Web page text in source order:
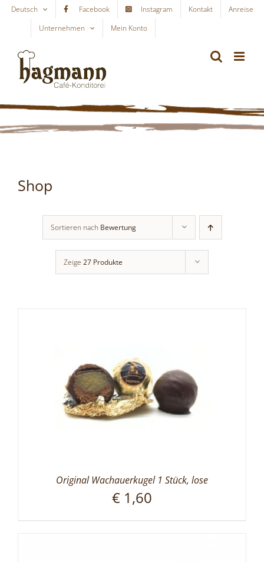
Skip
content
Deutsch Facebook Instagram Kontakt
Anreise
Unternehmen
Mein Konto
Shop
Sortieren nach Bewertung
Zeige 27 Produkte
Original Wachauerkugel 1 Stück, lose
€ 1,60